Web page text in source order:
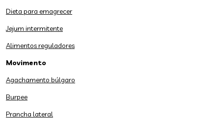
Dieta para emagrecer
Jejum intermitente
Alimentos reguladores
Movimento
Agachamento búlgaro
Burpee
Prancha lateral